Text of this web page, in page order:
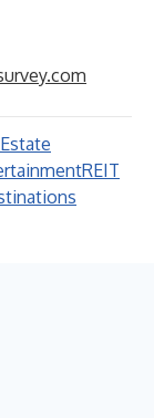
REIT